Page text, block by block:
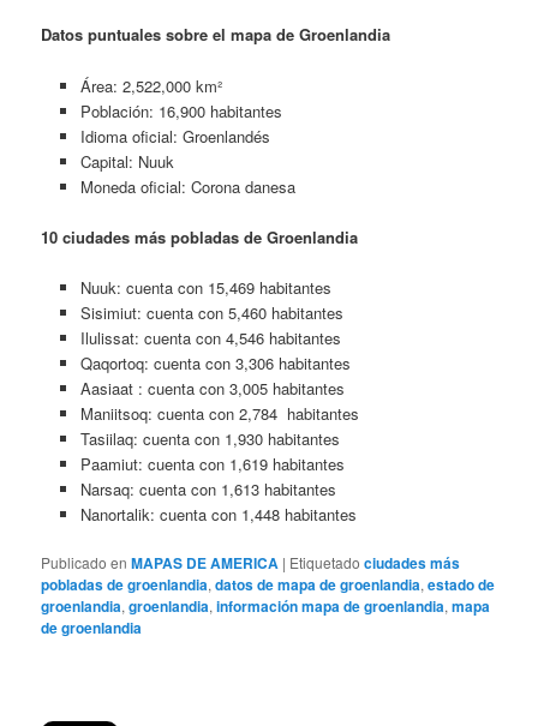
Datos puntuales sobre el mapa de Groenlandia
Área: 2,522,000 km²
Población: 16,900 habitantes
Idioma oficial: Groenlandés
Capital: Nuuk
Moneda oficial: Corona danesa
10 ciudades más pobladas de Groenlandia
Nuuk: cuenta con 15,469 habitantes
Sisimiut: cuenta con 5,460 habitantes
Ilulissat: cuenta con 4,546 habitantes
Qaqortoq: cuenta con 3,306 habitantes
Aasiaat : cuenta con 3,005 habitantes
Maniitsoq: cuenta con 2,784 habitantes
Tasiilaq: cuenta con 1,930 habitantes
Paamiut: cuenta con 1,619 habitantes
Narsaq: cuenta con 1,613 habitantes
Nanortalik: cuenta con 1,448 habitantes
Publicado en MAPAS DE AMERICA | Etiquetado ciudades más
pobladas de groenlandia,datos de mapa de groenlandia,estado de
groenlandia,groenlandia,información mapa de groenlandia,mapa
de groenlandia